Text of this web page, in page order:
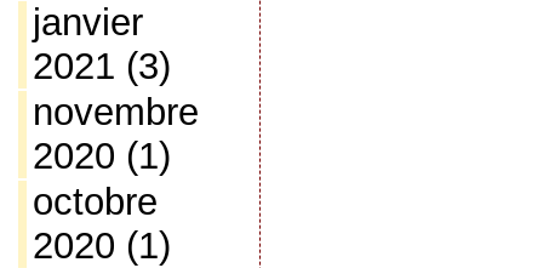
janvier
2021 (3)
novembre
2020 (1)
octobre
2020 (1)